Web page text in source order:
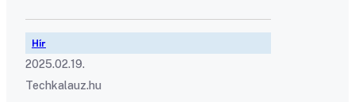
Hír
2025.02.19.
Techkalauz.hu